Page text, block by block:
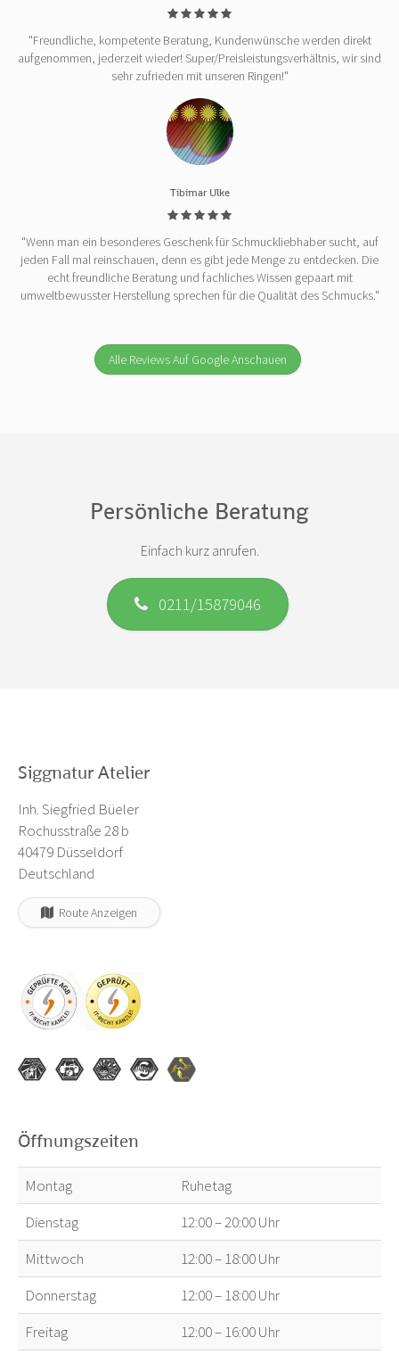
"Freundliche, kompetente Beratung, Kundenwünsche werden direkt
aufgenommen, jederzeit wieder! Super/Preisleistungsverhältnis, wir sind
sehr zufrieden mit unseren Ringen!"
Tibimar Ulke
"Wenn man ein besonderes Geschenk für Schmuckliebhaber sucht, auf
jeden Fall mal reinschauen, denn es gibt jede Menge zu entdecken. Die
echt freundliche Beratung und fachliches Wissen gepaart mit
umweltbewusster Herstellung sprechen für die Qualität des Schmucks."
Alle Reviews Auf Google Anschauen
Persönliche Beratung
Einfach kurz anrufen.
0211/15879046
Siggnatur Atelier
Inh. Siegfried Büeler
Rochusstraße 28 b
40479 Düsseldorf
Deutschland
Route Anzeigen
Öffnungszeiten
Montag
Ruhetag
Dienstag
12:00 – 20:00 Uhr
Mittwoch
12:00 – 18:00 Uhr
Donnerstag
12:00 – 18:00 Uhr
Freitag
12:00 – 16:00 Uhr